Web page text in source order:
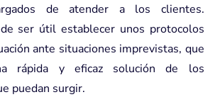
de atender a los clientes.
ser útil establecer unos protocolos
ante situaciones imprevistas, que
rápida y eficaz solución de los
puedan surgir.